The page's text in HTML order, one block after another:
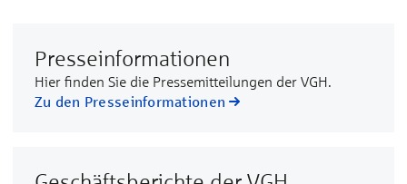
Presseinformationen
Hier finden Sie die Pressemitteilungen der VGH.
Zu den Presseinformationen